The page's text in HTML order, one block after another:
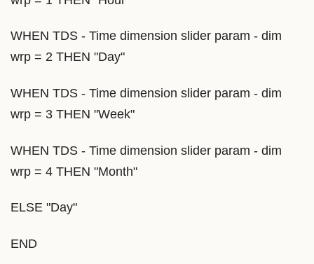
WHEN TDS - Time dimension slider param - dim
wrp = 2 THEN "Day"
WHEN TDS - Time dimension slider param - dim
wrp = 3 THEN "Week"
WHEN TDS - Time dimension slider param - dim
wrp = 4 THEN "Month"
ELSE "Day"
END